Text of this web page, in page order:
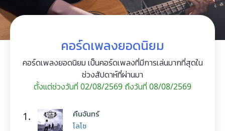
คอร์ดเพลงยอดนิยม
คอร์ดเพลงยอดนิยม เป็นคอร์ดเพลงที่มีการเล่นมากที่สุดใน
ช่วงสัปดาห์ที่ผ่านมา
ตั้งแต่ช่วงวันที่ 02/08/2569 ถึงวันที่ 08/08/2569
1. คืนจันทร์
โลโซ